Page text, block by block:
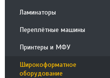
Ламинаторы
Переплётные машины
Принтеры и МФУ
Широкоформатное
оборудование